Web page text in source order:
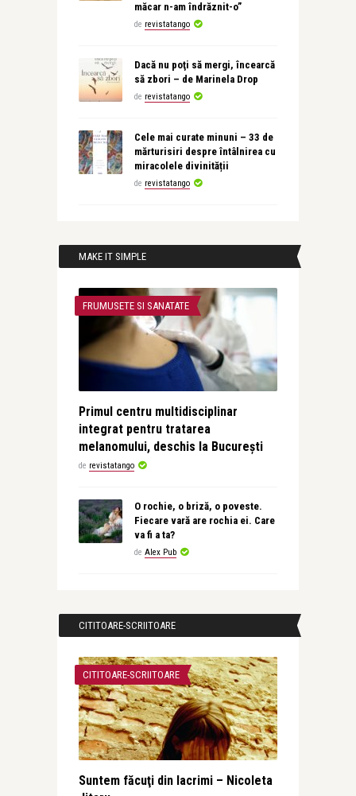
măcar n-am îndrăznit-o”
de revistatango
Dacă nu poţi să mergi, încearcă
să zbori – de Marinela Drop
de revistatango
Cele mai curate minuni – 33 de
mărturisiri despre întâlnirea cu
miracolele divinității
de revistatango
MAKE IT SIMPLE
FRUMUSETE SI SANATATE
Primul centru multidisciplinar
integrat pentru tratarea
melanomului, deschis la București
de revistatango
O rochie, o briză, o poveste.
Fiecare vară are rochia ei. Care
va fi a ta?
de Alex Pub
CITITOARE-SCRIITOARE
CITITOARE-SCRIITOARE
Suntem făcuţi din lacrimi – Nicoleta